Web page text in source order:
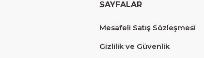
SAYFALAR
Mesafeli Satış Sözleşmesi
Gizlilik ve Güvenlik